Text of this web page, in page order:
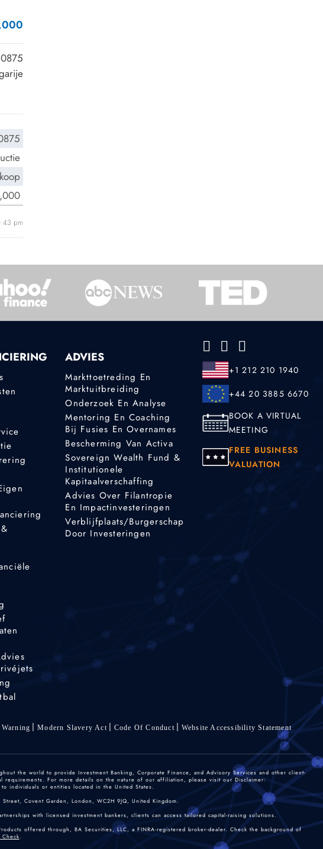
pm
ADVIES
Markttoetreding En
Marktuitbreiding
Onderzoek En Analyse
Mentoring En Coaching
Bij Fusies En Overnames
Bescherming Van Activa
Sovereign Wealth Fund &
Institutionele
Kapitaalverschaffing
Advies Over Filantropie
En Impactinvesteringen
Verblijfplaats/burgerschap
Door Investeringen
+1 212 210 1940
+44 20 3885 6670
BOOK A VIRTUAL
MEETING
FREE BUSINESS
VALUATION
Modern Slavery Act Code Of Conduct
Website Accessibility Statement
the world to provide Investment Banking, Corporate Finance, and Advisory Services and other client-
requirements. For more details on the nature of our affiliation, please visit our Disclaimer:
individuals or entities located in the United States.
Covent Garden, London, WC2H 9JQ, United Kingdom.
with licensed investment bankers, clients can access tailored capital-raising solutions.
offered through, BA Securities, LLC, a FINRA-registered broker-dealer. Check the background of
Check.